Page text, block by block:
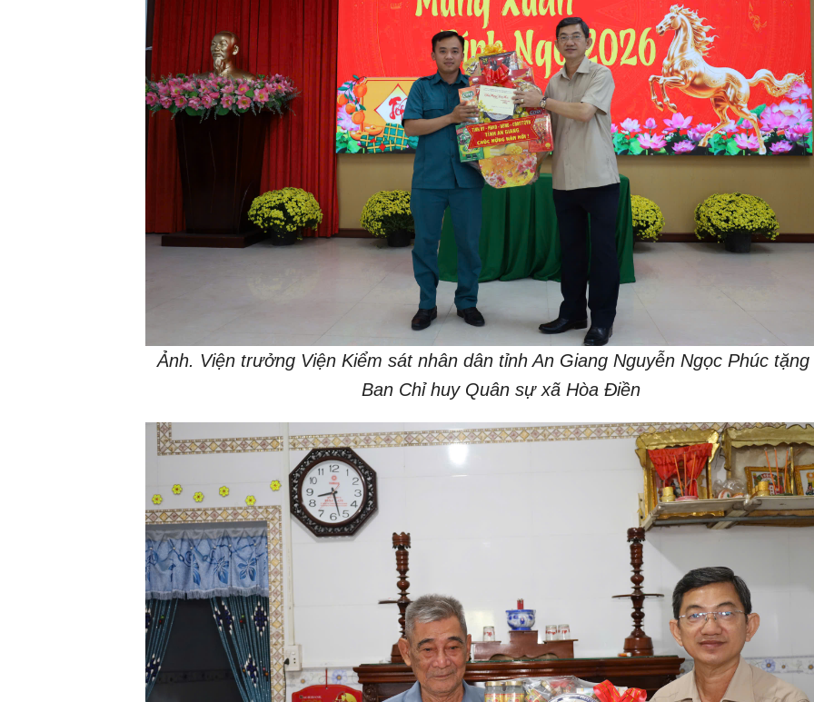
Ảnh. Viện trưởng Viện Kiểm sát nhân dân tỉnh An Giang Nguyễn Ngọc Phúc tặng
Ban Chỉ huy Quân sự xã Hòa Điền